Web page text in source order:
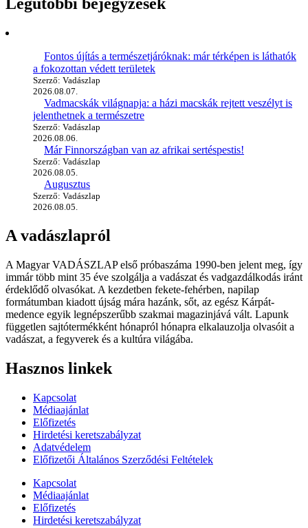
Legutóbbi bejegyzések
Fontos újítás a természetjáróknak: már térképen is láthatók
a fokozottan védett területek
Szerző: Vadászlap
2026.08.07.
Vadmacskák világnapja: a házi macskák rejtett veszélyt is
jelenthetnek a természetre
Szerző: Vadászlap
2026.08.06.
Már Finnországban van az afrikai sertéspestis!
Szerző: Vadászlap
2026.08.05.
Augusztus
Szerző: Vadászlap
2026.08.05.
A vadászlapról
A Magyar VADÁSZLAP első próbaszáma 1990-ben jelent meg, így
immár több mint 35 éve szolgálja a vadászat és vadgazdálkodás iránt
érdeklődő olvasókat. A kezdetben fekete-fehérben, napilap
formátumban kiadott újság mára hazánk, sőt, az egész Kárpát-
medence egyik legnépszerűbb szakmai magazinjává vált. Lapunk
független sajtótermékként hónapról hónapra elkalauzolja olvasóit a
vadászat, a fegyverek és a kultúra világába.
Hasznos linkek
Kapcsolat
Médiaajánlat
Előfizetés
Hirdetési keretszabályzat
Adatvédelem
Előfizetői Általános Szerződési Feltételek
Kapcsolat
Médiaajánlat
Előfizetés
Hirdetési keretszabályzat